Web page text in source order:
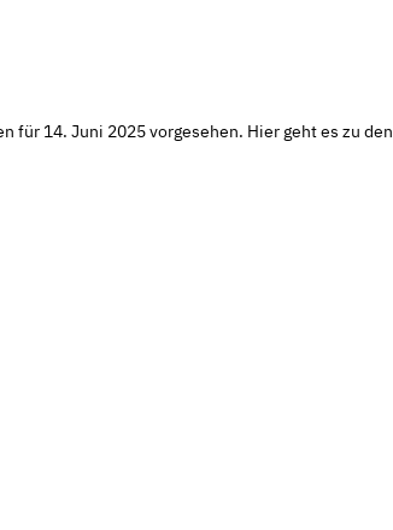
Notice
für 14. Juni 2025 vorgesehen. Hier geht es zu den